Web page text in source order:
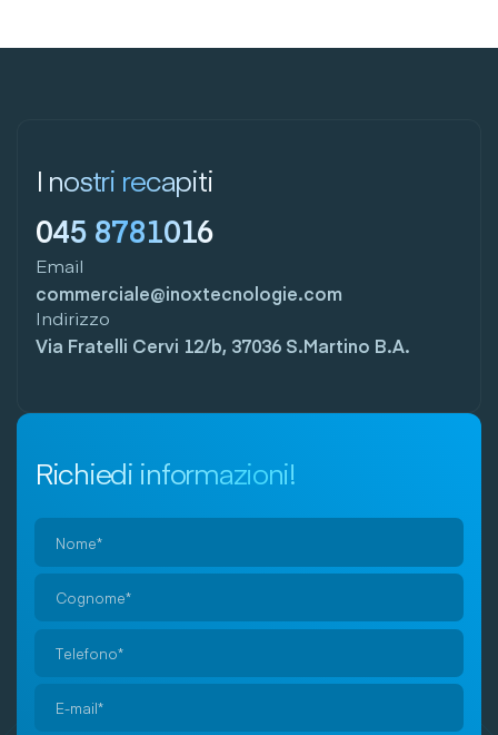
I nostri recapiti
045 8781016
Email
commerciale@inoxtecnologie.com
Indirizzo
Via Fratelli Cervi 12/b, 37036 S.Martino B.A.
Richiedi informazioni!